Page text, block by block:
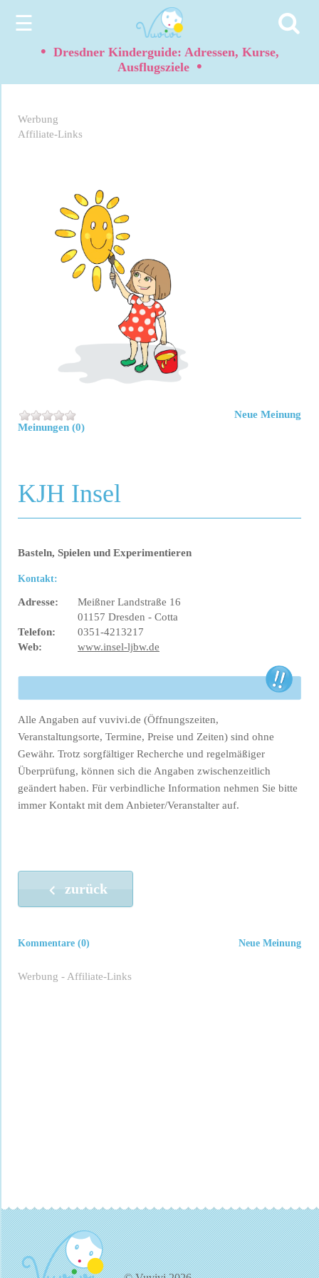
☰
• Dresdner Kinderguide: Adressen, Kurse,
Ausflugsziele •
Werbung
Affiliate-Links
Meinungen (0)
Neue Meinung
KJH Insel
Basteln, Spielen und Experimentieren
Kontakt:
Adresse:
Meißner Landstraße 16
01157 Dresden - Cotta
Telefon:
0351-4213217
Web:
www.insel-ljbw.de
Alle Angaben auf vuvivi.de (Öffnungszeiten,
Veranstaltungsorte, Termine, Preise und Zeiten) sind ohne
Gewähr. Trotz sorgfältiger Recherche und regelmäßiger
Überprüfung, können sich die Angaben zwischenzeitlich
geändert haben. Für verbindliche Information nehmen Sie bitte
immer Kontakt mit dem Anbieter/Veranstalter auf.
zurück
Neue Meinung
Kommentare (0)
Werbung - Affiliate-Links